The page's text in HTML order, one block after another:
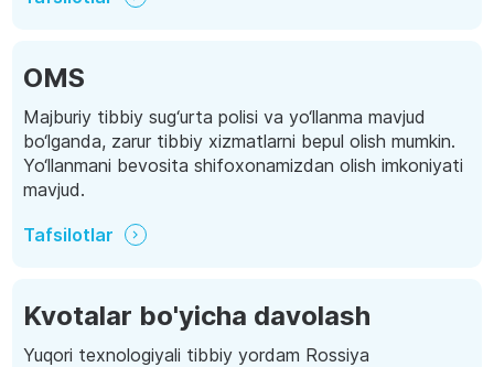
OMS
Majburiy tibbiy sug‘urta polisi va yo‘llanma mavjud
bo‘lganda, zarur tibbiy xizmatlarni bepul olish mumkin.
Yo‘llanmani bevosita shifoxonamizdan olish imkoniyati
mavjud.
Tafsilotlar
Kvotalar bo'yicha davolash
Yuqori texnologiyali tibbiy yordam Rossiya